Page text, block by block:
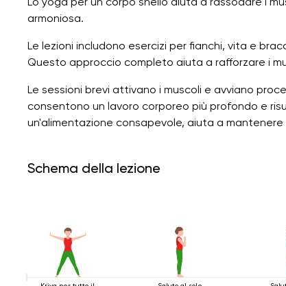
armoniosa.
Le lezioni includono esercizi per fianchi, vita e
Questo approccio completo aiuta a rafforzare i
Le sessioni brevi attivano i muscoli e avviano
consentono un lavoro corporeo più profondo e
un'alimentazione consapevole, aiuta a
Schema della lezione